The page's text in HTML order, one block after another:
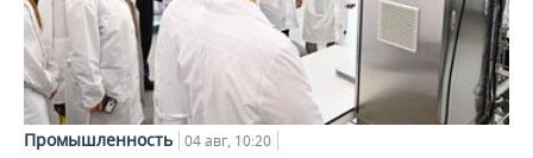
Промышленность 04 авг, 10:20